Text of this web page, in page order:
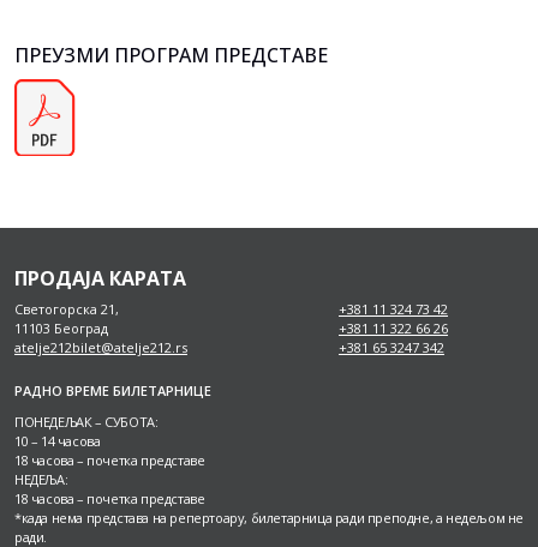
ПРЕУЗМИ ПРОГРАМ ПРЕДСТАВЕ
ПРОДАЈА КАРАТА
Светогорска 21,
11103 Београд
atelje212bilet@atelje212.rs
+381 11 324 73 42
+381 11 322 66 26
+381 65 3247 342
РАДНО ВРЕМЕ БИЛЕТАРНИЦЕ
ПОНЕДЕЉАК – СУБОТА:
10 – 14 часова
18 часова – почетка представе
НЕДЕЉА:
18 часова – почетка представе
*када нема представа на репертоару, билетарница ради преподне, а недељом не
ради.